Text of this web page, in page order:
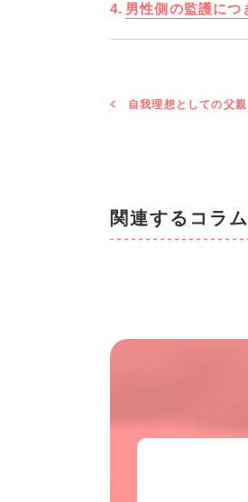
男性側の監護につ
自我理想としての父親
関連するコラム